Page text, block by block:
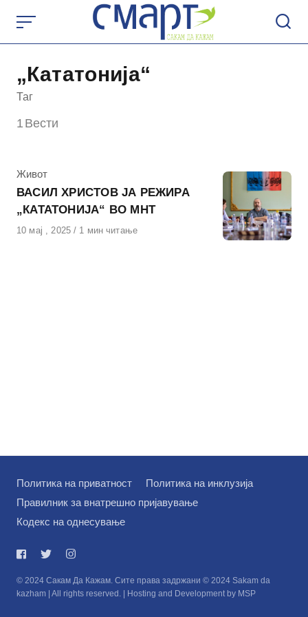
content
„Кататонија“
Таг
1 Вести
КАтегорија
Живот
ВАСИЛ ХРИСТОВ ЈА РЕЖИРА
„КАТАТОНИЈА“ ВО МНТ
Објавено
10 мај , 2025 1 мин читање
Политика на приватност
Политика на инклузија
Правилник за внатрешно пријавување
Кодекс на однесување
© 2024 Сакам Да Кажам. Сите права задржани © 2024 Sakam da
kazham | All rights reserved. | Hosting and Development by MSP